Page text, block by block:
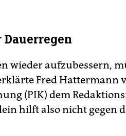
wieder aufzubessern,
Fred Hattermann
(PIK) dem
hilft also nicht gegen